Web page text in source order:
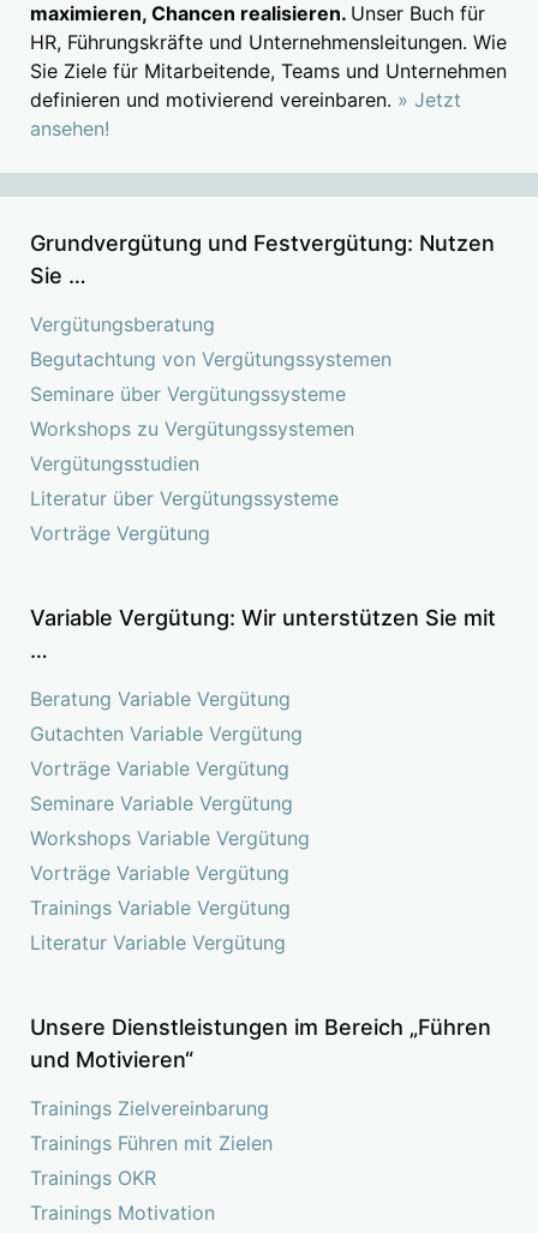
maximieren, Chancen realisieren. Unser Buch für
HR, Führungskräfte und Unternehmensleitungen. Wie
Sie Ziele für Mitarbeitende, Teams und Unternehmen
definieren und motivierend vereinbaren. » Jetzt
ansehen!
Grundvergütung und Festvergütung: Nutzen
Sie …
Vergütungsberatung
Begutachtung von Vergütungssystemen
Seminare über Vergütungssysteme
Workshops zu Vergütungssystemen
Vergütungsstudien
Literatur über Vergütungssysteme
Vorträge Vergütung
Variable Vergütung: Wir unterstützen Sie mit
…
Beratung Variable Vergütung
Gutachten Variable Vergütung
Vorträge Variable Vergütung
Seminare Variable Vergütung
Workshops Variable Vergütung
Vorträge Variable Vergütung
Trainings Variable Vergütung
Literatur Variable Vergütung
Unsere Dienstleistungen im Bereich „Führen
und Motivieren“
Trainings Zielvereinbarung
Trainings Führen mit Zielen
Trainings OKR
Trainings Motivation